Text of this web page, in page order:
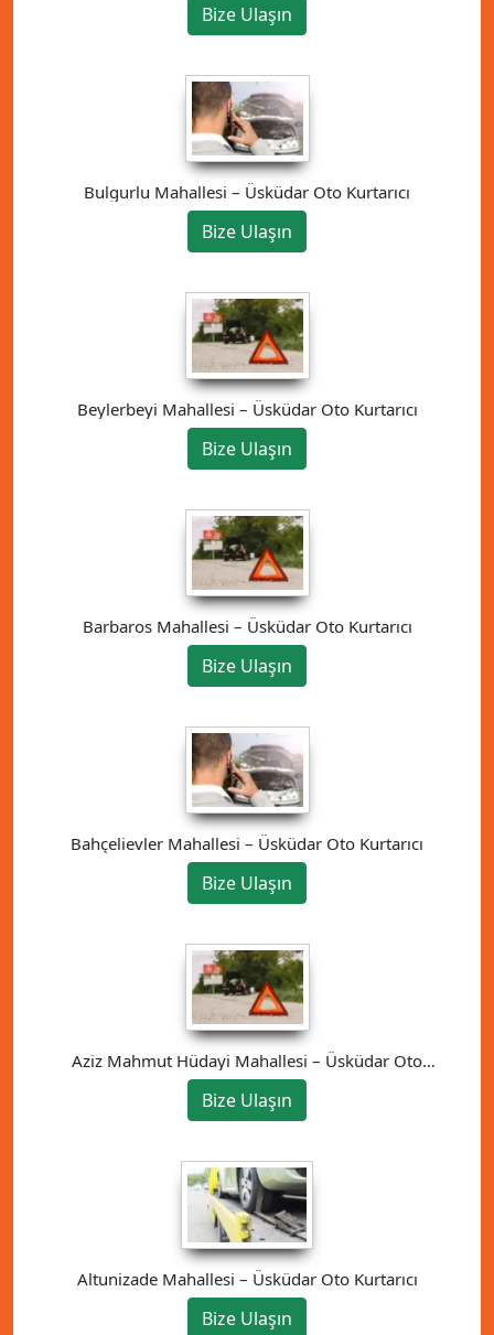
Bize Ulaşın
Bulgurlu Mahallesi – Üsküdar Oto Kurtarıcı
Bize Ulaşın
Beylerbeyi Mahallesi – Üsküdar Oto Kurtarıcı
Bize Ulaşın
Barbaros Mahallesi – Üsküdar Oto Kurtarıcı
Bize Ulaşın
Bahçelievler Mahallesi – Üsküdar Oto Kurtarıcı
Bize Ulaşın
Aziz Mahmut Hüdayi Mahallesi – Üsküdar Oto
Kurtarıcı
Bize Ulaşın
Altunizade Mahallesi – Üsküdar Oto Kurtarıcı
Bize Ulaşın